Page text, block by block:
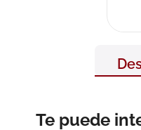
Te puede